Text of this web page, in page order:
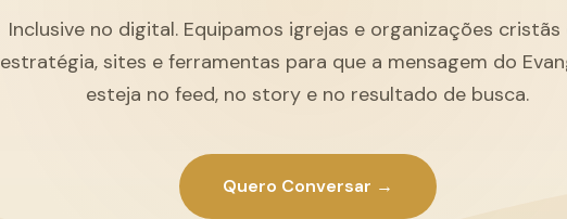
Inclusive no digital. Equipamos igrejas e organizações cristãs
estratégia, sites e ferramentas para que a mensagem do
esteja no feed, no story e no resultado de busca.
Quero Conversar →